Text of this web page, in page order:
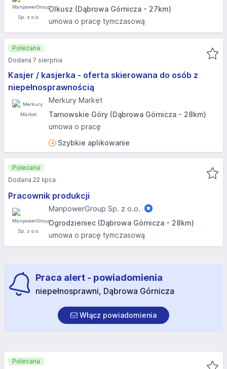
Olkusz (Dąbrowa Górnicza - 27km)
umowa o pracę tymczasową
Kasjer / kasjerka - oferta skierowana do osób z
niepełnosprawnością
Merkury Market
Tarnowskie Góry (Dąbrowa Górnicza - 28km)
umowa o pracę
Szybkie aplikowanie
Polecana
Dodana 7 sierpnia
Pracownik produkcji
ManpowerGroup Sp. z o.o.
Ogrodzieniec (Dąbrowa Górnicza - 28km)
umowa o pracę tymczasową
Polecana
Dodana 22 lipca
Praca alert - powiadomienia
niepełnosprawni, Dąbrowa Górnicza
Włącz powiadomienia
Polecana